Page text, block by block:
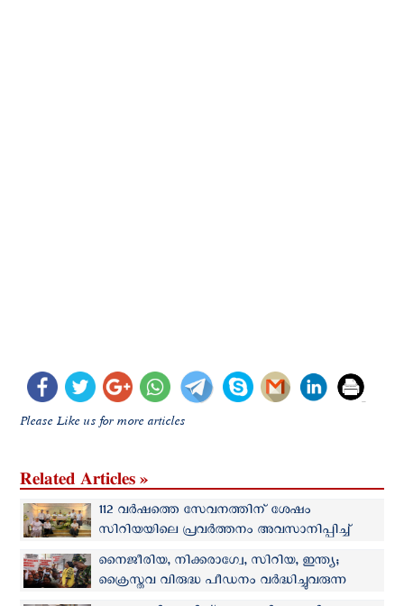
Please Like us for more articles
Related Articles »
112 വർഷത്തെ സേവനത്തിന് ശേഷം
സിറിയയിലെ പ്രവര്‍ത്തനം അവസാനിപ്പിച്ച്
ഫ്രാൻസിസ്കൻ സന്യാസിനികള്‍
നൈജീരിയ, നിക്കരാഗ്വേ, സിറിയ, ഇന്ത്യ;
ക്രൈസ്തവ വിരുദ്ധ പീഡനം വർദ്ധിച്ചുവരുന്ന